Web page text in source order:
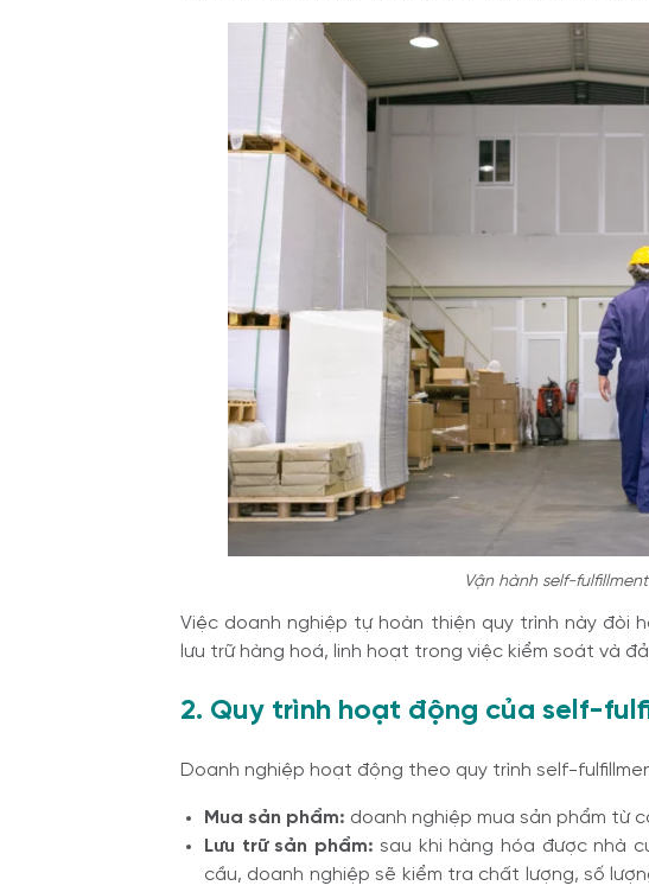
Vận hành self-
Việc doanh nghiệp tự hoàn thiện quy trình này đòi
lưu trữ hàng hoá, linh hoạt trong việc kiểm soát và
2. Quy trình hoạt động của self-
Doanh nghiệp hoạt động theo quy trình self-
Mua sản phẩm: doanh nghiệp mua sản phẩm từ
Lưu trữ sản phẩm:sau khi hàng hóa được nhà
cầu, doanh nghiệp sẽ kiểm tra chất lượng, số